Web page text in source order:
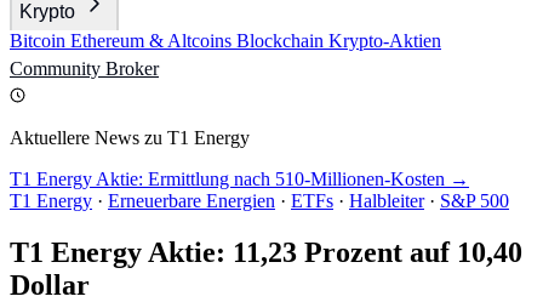
Krypto
Bitcoin Ethereum & Altcoins Blockchain Krypto-Aktien
Community Broker
Aktuellere News zu T1 Energy
T1 Energy Aktie: Ermittlung nach 510-Millionen-Kosten →
T1 Energy · Erneuerbare Energien · ETFs · Halbleiter · S&P 500
T1 Energy Aktie: 11,23 Prozent auf 10,40
Dollar